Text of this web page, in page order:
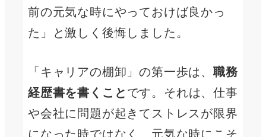
前の元気な時にやっておけば良かっ
た」と激しく後悔しました。
「キャリアの棚卸」の第一歩は、職務
経歴書を書くこと です。それは、仕事
や会社に問題が起きてストレスが限界
になった時ではなく、元気な時にこそ